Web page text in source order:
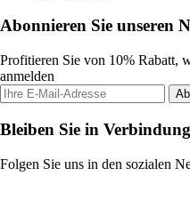
Abonnieren Sie unseren
Profitieren Sie von 10% Rabatt,
anmelden
Bleiben Sie in Verbindung
Folgen Sie uns in den sozialen